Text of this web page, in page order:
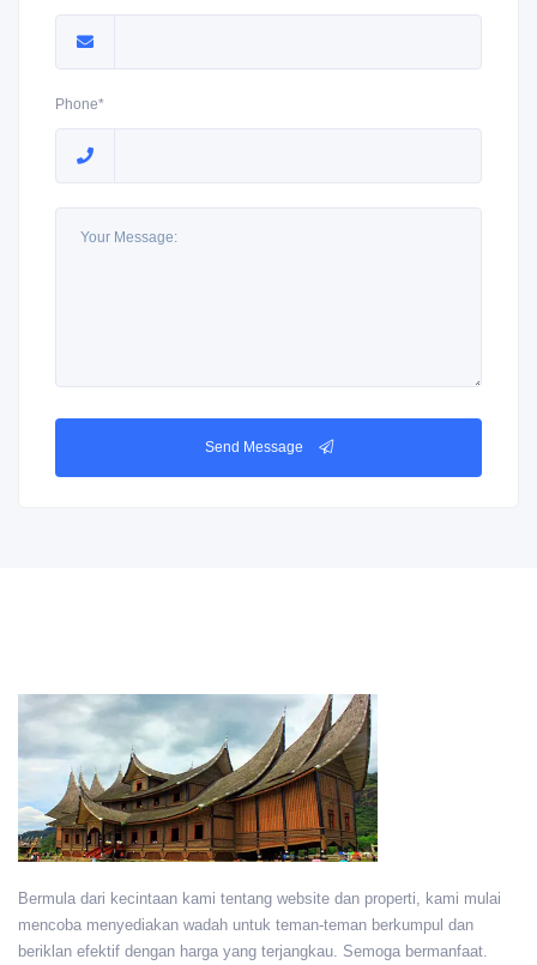
Phone*
Send Message
Bermula dari kecintaan kami tentang website dan properti, kami mulai
mencoba menyediakan wadah untuk teman-teman berkumpul dan
beriklan efektif dengan harga yang terjangkau. Semoga bermanfaat.